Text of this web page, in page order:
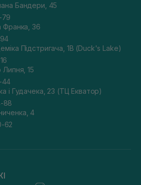
Бандери, 45
79
Франка, 36
Підстригача, 1В (Duck's Lake)
Липня, 15
44
і Гудачека, 23 (ТЦ Екватор)
88
4
62